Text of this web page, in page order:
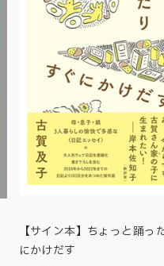
【サイン本】ちょっと踊っ
にかけだす